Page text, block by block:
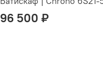
96 500 ₽